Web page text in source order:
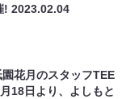
!2023.02.04
花⽉のスタッフTEE
18日より、よしもと